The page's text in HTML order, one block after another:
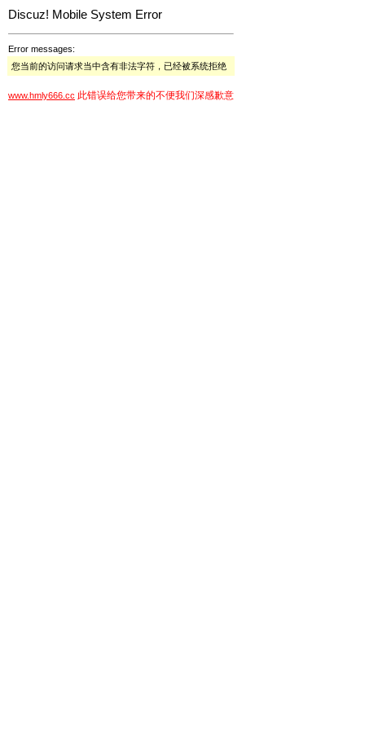
Discuz! Mobile System Error
Error messages:
您当前的访问请求当中含有非法字符，已经被系统拒绝
www.hmly666.cc 此错误给您带来的不便我们深感歉意